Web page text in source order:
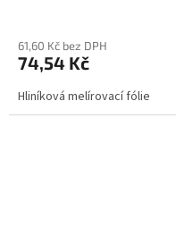
61,60 Kč bez DPH
74,54 Kč
Hliníková melírovací fólie